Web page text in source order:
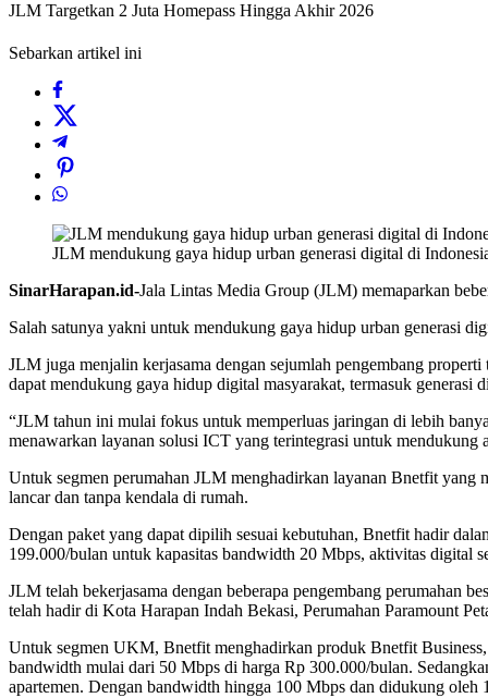
JLM Targetkan 2 Juta Homepass Hingga Akhir 2026
Sebarkan artikel ini
JLM mendukung gaya hidup urban generasi digital di
SinarHarapan.id-Jala Lintas Media Group (JLM) memaparkan
Salah satunya yakni untuk mendukung gaya hidup urban generasi
JLM juga menjalin kerjasama dengan sejumlah pengembang
dapat mendukung gaya hidup digital masyarakat, termasuk
“JLM tahun ini mulai fokus untuk memperluas jaringan di lebih
menawarkan layanan solusi ICT yang terintegrasi untuk
Untuk segmen perumahan JLM menghadirkan layanan Bnetfit yang
lancar dan tanpa kendala di rumah.
Dengan paket yang dapat dipilih sesuai kebutuhan, Bnetfit hadir
199.000/bulan untuk kapasitas bandwidth 20 Mbps, aktivitas digital
JLM telah bekerjasama dengan beberapa pengembang perumahan
telah hadir di Kota Harapan Indah Bekasi, Perumahan Paramount
Untuk segmen UKM, Bnetfit menghadirkan produk Bnetfit Business,
bandwidth mulai dari 50 Mbps di harga Rp 300.000/bulan.
apartemen. Dengan bandwidth hingga 100 Mbps dan didukung oleh